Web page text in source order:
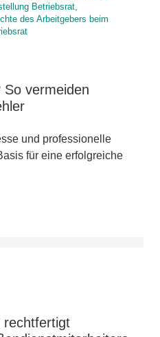
Betriebsrat,
des Arbeitgebers beim
So vermeiden
und professionelle
für eine erfolgreiche
rechtfertigt